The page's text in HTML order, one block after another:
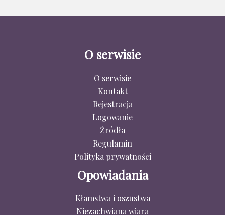
O serwisie
O serwisie
Kontakt
Rejestracja
Logowanie
Źródła
Regulamin
Polityka prywatności
Opowiadania
Kłamstwa i oszustwa
Niezachwiana wiara